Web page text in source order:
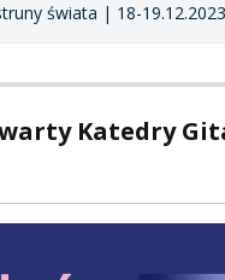
świata | 18-19.12.2023
Katedry